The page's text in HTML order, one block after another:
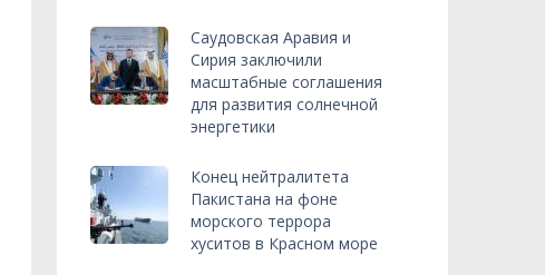
Саудовская Аравия и
Сирия заключили
масштабные соглашения
для развития солнечной
энергетики
Конец нейтралитета
Пакистана на фоне
морского террора
хуситов в Красном море